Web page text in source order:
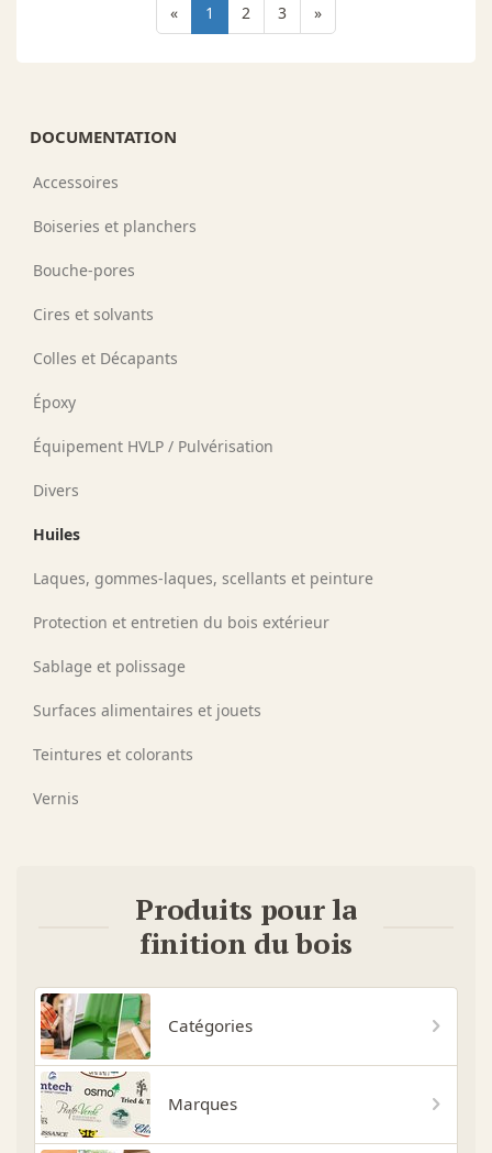
« 1 2 3 »
DOCUMENTATION
Accessoires
Boiseries et planchers
Bouche-pores
Cires et solvants
Colles et Décapants
Époxy
Équipement HVLP / Pulvérisation
Divers
Huiles
Laques, gommes-laques, scellants et peinture
Protection et entretien du bois extérieur
Sablage et polissage
Surfaces alimentaires et jouets
Teintures et colorants
Vernis
Produits pour la
finition du bois
Catégories
Marques